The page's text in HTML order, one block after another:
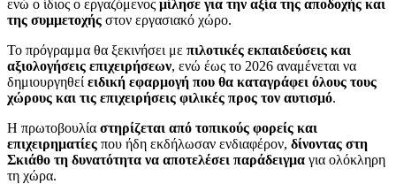
ενώ ο ίδιος ο εργαζόμενος μίλησε για την αξία της αποδοχής και
της συμμετοχής στον εργασιακό χώρο.
Το πρόγραμμα θα ξεκινήσει με πιλοτικές εκπαιδεύσεις και
αξιολογήσεις επιχειρήσεων, ενώ έως το 2026 αναμένεται να
δημιουργηθεί ειδική εφαρμογή που θα καταγράφει όλους τους
χώρους και τις επιχειρήσεις φιλικές προς τον αυτισμό.
Η πρωτοβουλία στηρίζεται από τοπικούς φορείς και
επιχειρηματίες που ήδη εκδήλωσαν ενδιαφέρον, δίνοντας στη
Σκιάθο τη δυνατότητα να αποτελέσει παράδειγμα για ολόκληρη
τη χώρα.